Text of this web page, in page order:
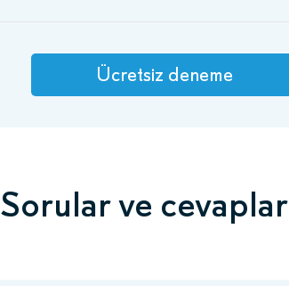
Ücretsiz deneme
Sorular ve cevaplar